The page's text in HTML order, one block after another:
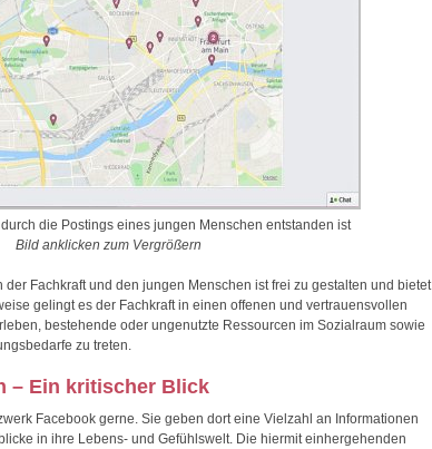
die Postings eines jungen Menschen entstanden ist
Bild anklicken zum Vergrößern
der Fachkraft und den jungen Menschen ist frei zu gestalten und bietet
gelingt es der Fachkraft in einen offenen und vertrauensvollen
bestehende oder ungenutzte Ressourcen im Sozialraum sowie
zu treten.
– Ein kritischer Blick
Facebook gerne. Sie geben dort eine Vielzahl an Informationen
in ihre Lebens- und Gefühlswelt. Die hiermit einhergehenden